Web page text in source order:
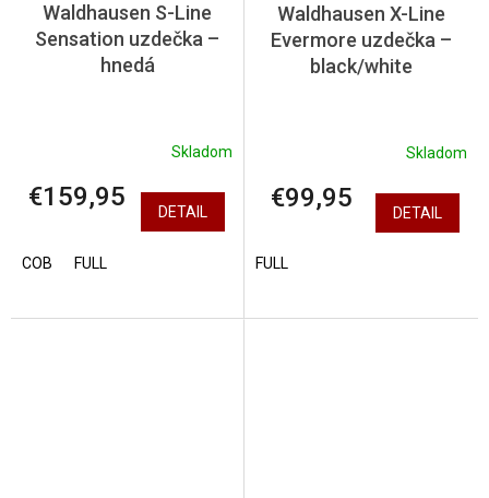
Waldhausen S-Line
Sensation uzdečka –
hnedá
Skladom
€159,95 DETAIL
COB FULL
Waldhausen X-Line
Evermore uzdečka –
black/white
Skladom
€99,95 DETAIL
FULL